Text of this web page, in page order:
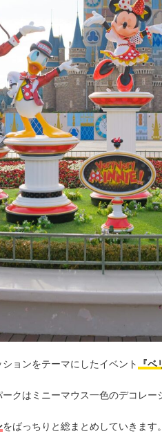
ョンをテーマにしたイベント 『
クはミニーマウス一色のデコレー
をばっちりと総まとめしていきます。